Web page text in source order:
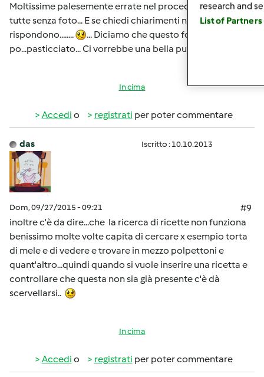
Moltissime palesemente errate nel procedimento... Quasi
tutte senza foto... E se chiedi chiarimenti non
rispondono........
... Diciamo che questo forum é un
po...pasticciato... Ci vorrebbe una bella pulizia......
In cima
Accedi o registrati per poter commentare
das Iscritto : 10.10.2013
Dom, 09/27/2015 - 09:21
#9
inoltre c'è da dire...che la ricerca di ricette non funziona
benissimo molte volte capita di cercare x esempio torta
di mele e di vedere e trovare in mezzo polpettoni e
quant'altro...quindi quando si vuole inserire una ricetta e
controllare che questa non sia già presente c'è dà
scervellarsi..
In cima
Accedi o registrati per poter commentare
research and
List of